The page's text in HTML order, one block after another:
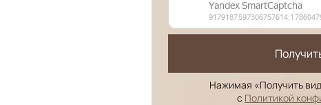
Нажимая «Получить
с Политикой